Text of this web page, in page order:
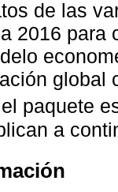
de las
2016 para
global
paquete
a